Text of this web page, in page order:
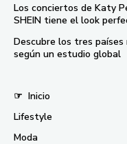
Los conciertos de Katy
SHEIN tiene el look
Descubre los tres
según un estudio global
☞ Inicio
Lifestyle
Moda